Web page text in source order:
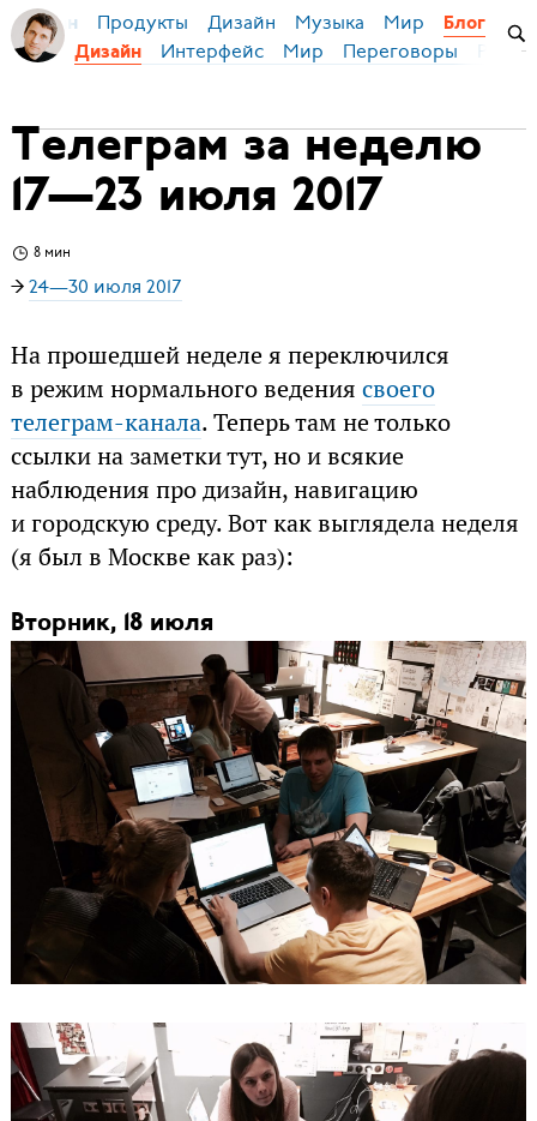
Бирман Продукты Дизайн Музыка Мир
Блог
Дизайн
Интерфейс Мир Переговоры
Телеграм за неделю
17—23 июля 2017
8 мин
→24—30 июля 2017
На прошедшей неделе я переключился
в режим нормального ведения своего
телеграм-канала. Теперь там не только
ссылки на заметки тут, но и всякие
наблюдения про дизайн, навигацию
и городскую среду. Вот как выглядела неделя
(я был в Москве как раз):
Вторник, 18 июля